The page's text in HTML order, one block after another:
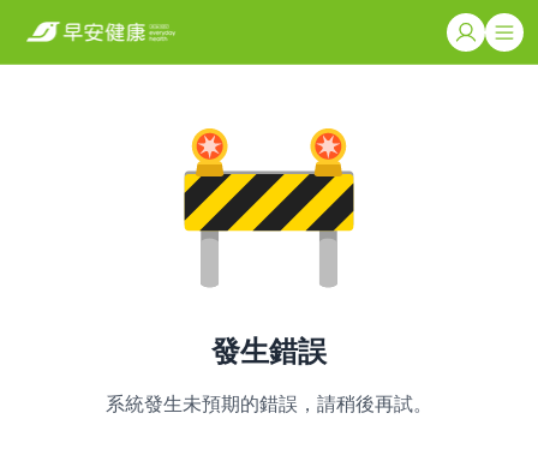
發生錯誤
系統發生未預期的錯誤，請稍後再試。